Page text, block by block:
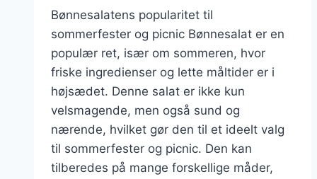
Bønnesalatens popularitet til
sommerfester og picnic Bønnesalat er en
populær ret, især om sommeren, hvor
friske ingredienser og lette måltider er i
højsædet. Denne salat er ikke kun
velsmagende, men også sund og
nærende, hvilket gør den til et ideelt valg
til sommerfester og picnic. Den kan
tilberedes på mange forskellige måder,